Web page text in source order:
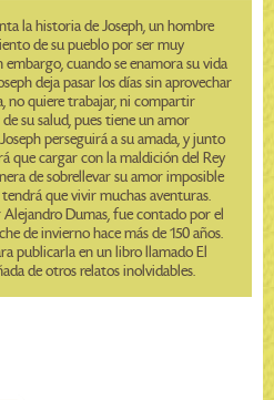
la historia de Joseph, un hombre
de su pueblo por ser muy
embargo, cuando se enamora su vida
deja pasar los días sin aprovechar
no quiere trabajar, ni compartir
su salud, pues tiene un amor
perseguirá a su amada, y junto
que cargar con la maldición del Rey
de sobrellevar su amor imposible
que vivir muchas aventuras.
Dumas, fue contado por el
de invierno hace más de 150 años.
publicarla en un libro llamado El
de otros relatos inolvidables.